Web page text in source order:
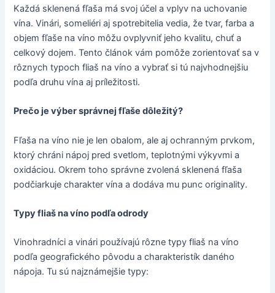
Každá sklenená fľaša má svoj účel a vplyv na uchovanie
vína. Vinári, someliéri aj spotrebitelia vedia, že tvar, farba a
objem fľaše na víno môžu ovplyvniť jeho kvalitu, chuť a
celkový dojem. Tento článok vám pomôže zorientovať sa v
rôznych typoch fliaš na víno a vybrať si tú najvhodnejšiu
podľa druhu vína aj príležitosti.
Prečo je výber správnej fľaše dôležitý?
Fľaša na víno nie je len obalom, ale aj ochranným prvkom,
ktorý chráni nápoj pred svetlom, teplotnými výkyvmi a
oxidáciou. Okrem toho správne zvolená sklenená fľaša
podčiarkuje charakter vína a dodáva mu punc originality.
Typy fliaš na víno podľa odrody
Vinohradníci a vinári používajú rôzne typy fliaš na víno
podľa geografického pôvodu a charakteristík daného
nápoja. Tu sú najznámejšie typy: